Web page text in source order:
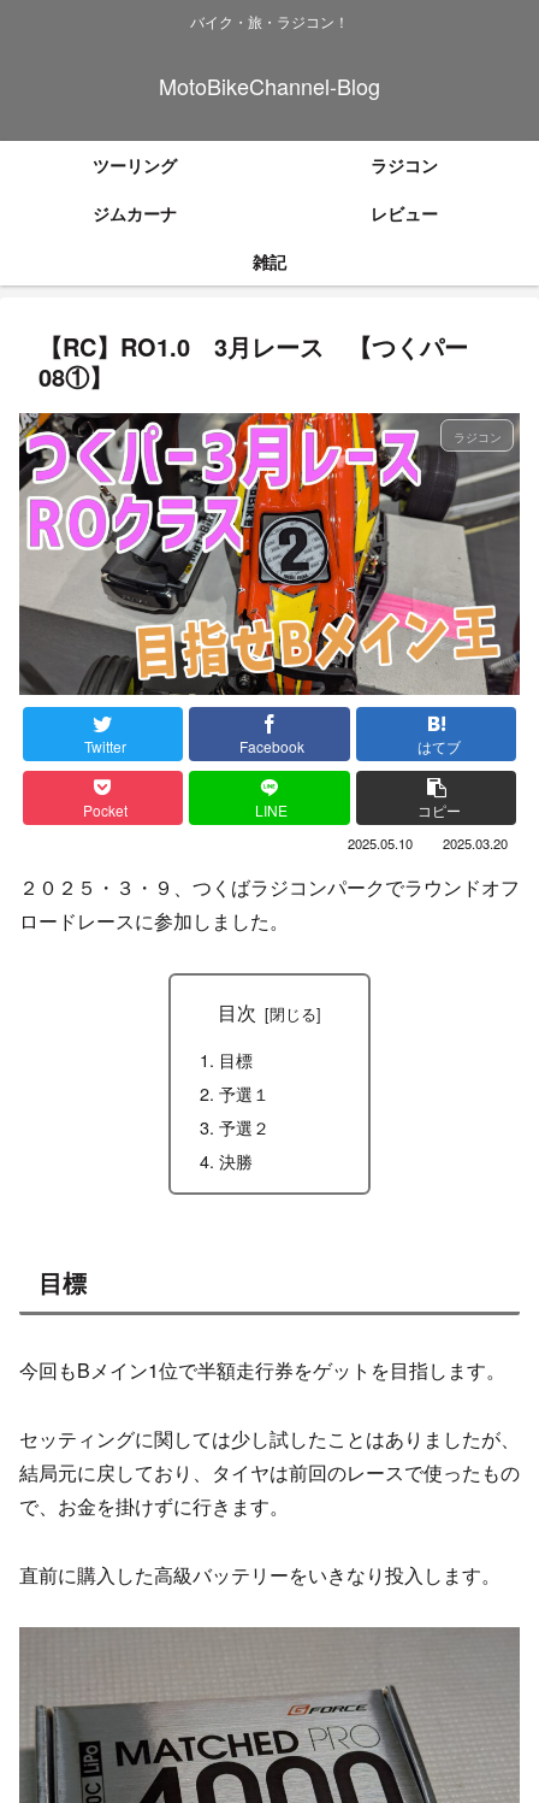
バイク・旅・ラジコン！
MotoBikeChannel-Blog
ツーリング
ラジコン
ジムカーナ
レビュー
雑記
【RC】RO1.0 3月レース 【つくパー
08①】
ラジコン
Twitter Facebook はてブ
Pocket LINE コピー
2025.05.10 2025.03.20
２０２５・３・９、つくばラジコンパークでラウンドオフ
ロードレースに参加しました。
目次
目標
予選１
予選２
決勝
目標
今回もBメイン1位で半額走行券をゲットを目指します。
セッティングに関しては少し試したことはありましたが、
結局元に戻しており、タイヤは前回のレースで使ったもの
で、お金を掛けずに行きます。
直前に購入した高級バッテリーをいきなり投入します。